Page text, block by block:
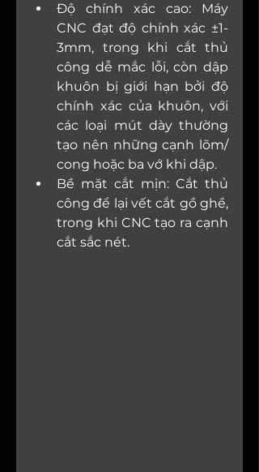
Độ chính xác cao: Máy
CNC đạt độ chính xác ±1-
3mm, trong khi cắt thủ
công dễ mắc lỗi, còn dập
khuôn bị giới hạn bởi độ
chính xác của khuôn, với
các loại mút dày thường
tạo nên những cạnh lõm/
cong hoặc ba vớ khi dập.
Bề mặt cắt mịn: Cắt thủ
công để lại vết cắt gồ ghề,
trong khi CNC tạo ra cạnh
cắt sắc nét.